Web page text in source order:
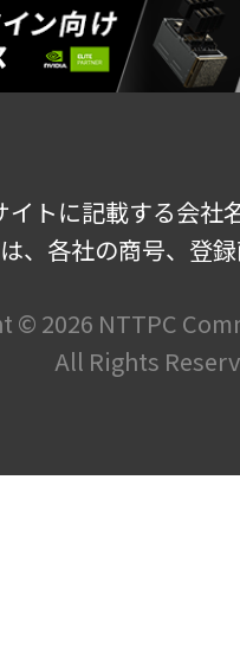
イトに記載する会社
、各社の商号、登
© 2026 NTTPC
All Rights